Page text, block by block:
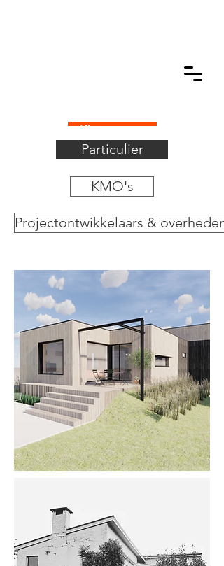
Klantenzone
Particulier
KMO's
Projectontwikkelaars & overheden